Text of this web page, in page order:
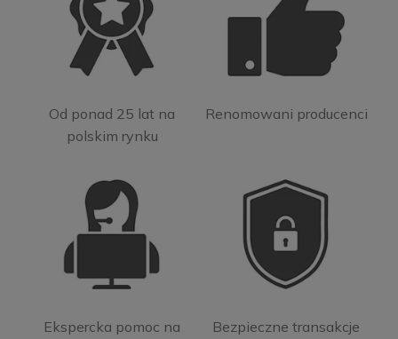
Od ponad 25 lat na
polskim rynku
Renomowani producenci
Ekspercka pomoc na
Bezpieczne transakcje